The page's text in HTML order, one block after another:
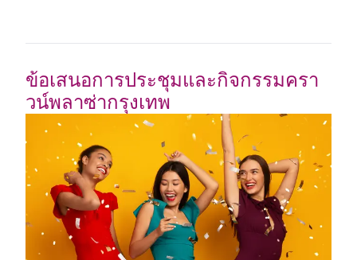
ข้อเสนอการประชุมและกิจกรรมครา
วน์พลาซ่ากรุงเทพ